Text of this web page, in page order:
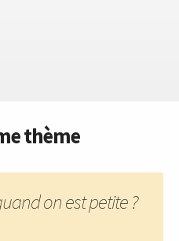
thème
on est petite ?